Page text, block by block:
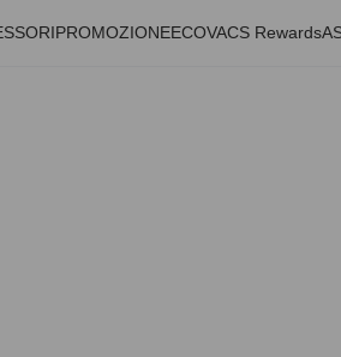
PROMOZIONEECOVACS Rewards